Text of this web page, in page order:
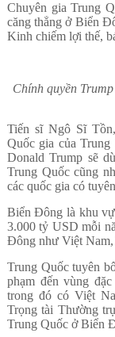
Chuyên gia Trung
căng thẳng ở Biển
Kinh chiếm lợi thế,
Chính quyền
Tiến sĩ Ngô Sĩ
Quốc gia của
Donald Trump sẽ
Trung Quốc cũng
các quốc gia có
Biển Đông là khu
3.000 tỷ USD mỗi
Đông như Việt Nam,
Trung Quốc tuyên
phạm đến vùng
trong đó có Việt
Trọng tài Thường
Trung Quốc ở Biển